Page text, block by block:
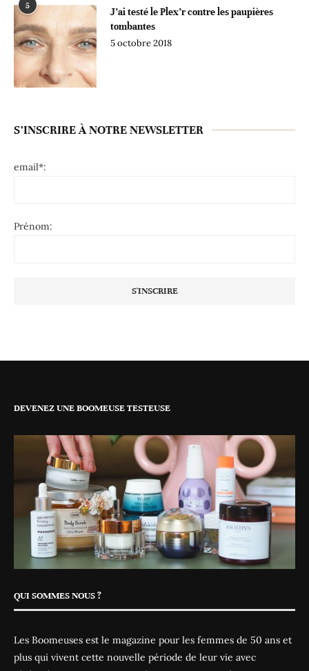
5
J’ai testé le Plex’r contre les paupières
tombantes
5 octobre 2018
S’INSCRIRE À NOTRE NEWSLETTER
email*:
Prénom:
DEVENEZ UNE BOOMEUSE TESTEUSE
QUI SOMMES NOUS ?
Les Boomeuses est le magazine pour les femmes de 50 ans et
plus qui vivent cette nouvelle période de leur vie avec